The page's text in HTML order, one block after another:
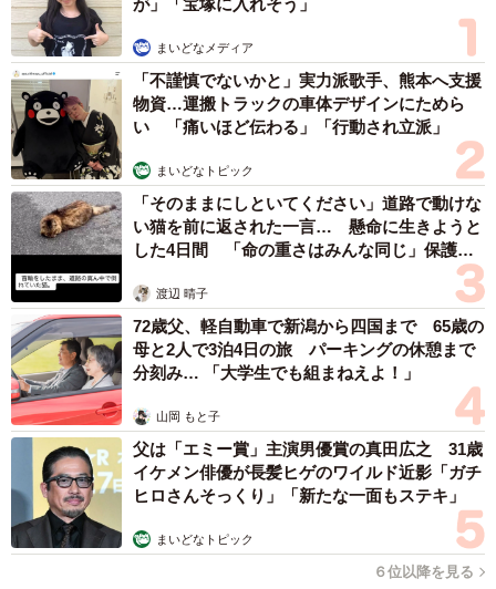
ら。（50代・男性）
・ふんわりとした雰囲気と愛らしいルックスから、可愛く
てセクシーな感じがしてメイド服とよく似合いそう。（50
代・男性）
・控えめで大人しそうな印象なので。（60代・男性）
2位に選ばれたのは深田恭子さんでした。上品で包容力のあ
るイメージが高く評価されているようです。
5/5
が」「宝塚に入れそう」
まいどなメディア
「不謹慎でないかと」実力派歌手、熊本へ支援
物資…運搬トラックの車体デザインにためら
い 「痛いほど伝わる」「行動され立派」
まいどなトピック
「そのままにしといてください」道路で動けな
い猫を前に返された一言… 懸命に生きようと
した4日間 「命の重さはみんな同じ」保護団
渡辺 晴子
72歳父、軽自動車で新潟から四国まで 65歳の
母と2人で3泊4日の旅 パーキングの休憩まで
分刻み… 「大学生でも組まねえよ！」
山岡 もと子
父は「エミー賞」主演男優賞の真田広之 31歳
イケメン俳優が長髪ヒゲのワイルド近影「ガチ
ヒロさんそっくり」「新たな一面もステキ」
まいどなトピック
６位以降を見る